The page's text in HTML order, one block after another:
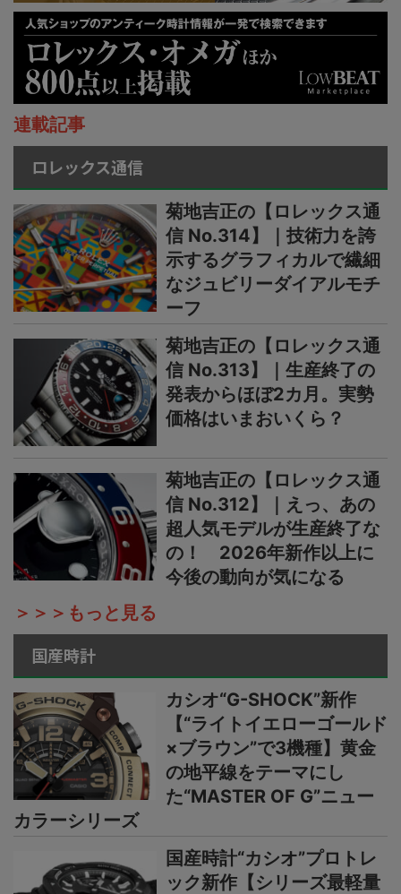
連載記事
ロレックス通信
菊地吉正の【ロレックス通
信 No.314】｜技術力を誇
示するグラフィカルで繊細
なジュビリーダイアルモチ
ーフ
菊地吉正の【ロレックス通
信 No.313】｜生産終了の
発表からほぼ2カ月。実勢
価格はいまおいくら？
菊地吉正の【ロレックス通
信 No.312】｜えっ、あの
超人気モデルが生産終了な
の！ 2026年新作以上に
今後の動向が気になる
＞＞＞もっと見る
国産時計
カシオ“G-SHOCK”新作
【“ライトイエローゴールド
×ブラウン”で3機種】黄金
の地平線をテーマにし
た“MASTER OF G”ニュー
カラーシリーズ
国産時計“カシオ”プロトレ
ック新作【シリーズ最軽量